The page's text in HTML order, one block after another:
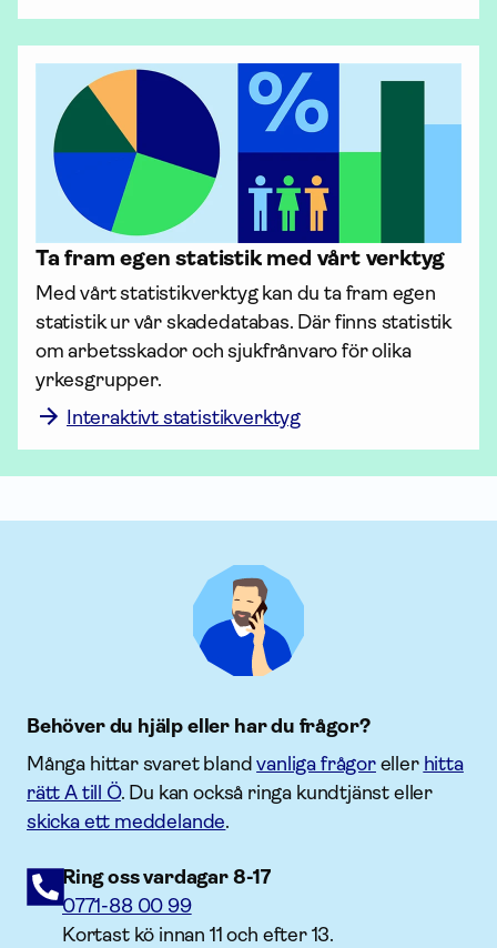
Ta fram egen statistik med vårt verktyg
Med vårt statistikverktyg kan du ta fram egen
statistik ur vår skadedatabas. Där finns statistik
om arbets­skador och sjukfrånvaro för olika
yrkesgrupper.
Interaktivt statistikverktyg
Behöver du hjälp eller har du frågor?
Många hittar svaret blandvanliga frågoreller hitta
rätt A till Ö. Du kan också ringa kundtjänst eller
skicka ett meddelande.
Ring oss vardagar 8-17
0771-88 00 99
Kortast kö innan 11 och efter 13.